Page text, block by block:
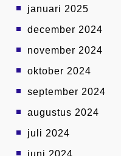
januari 2025
december 2024
november 2024
oktober 2024
september 2024
augustus 2024
juli 2024